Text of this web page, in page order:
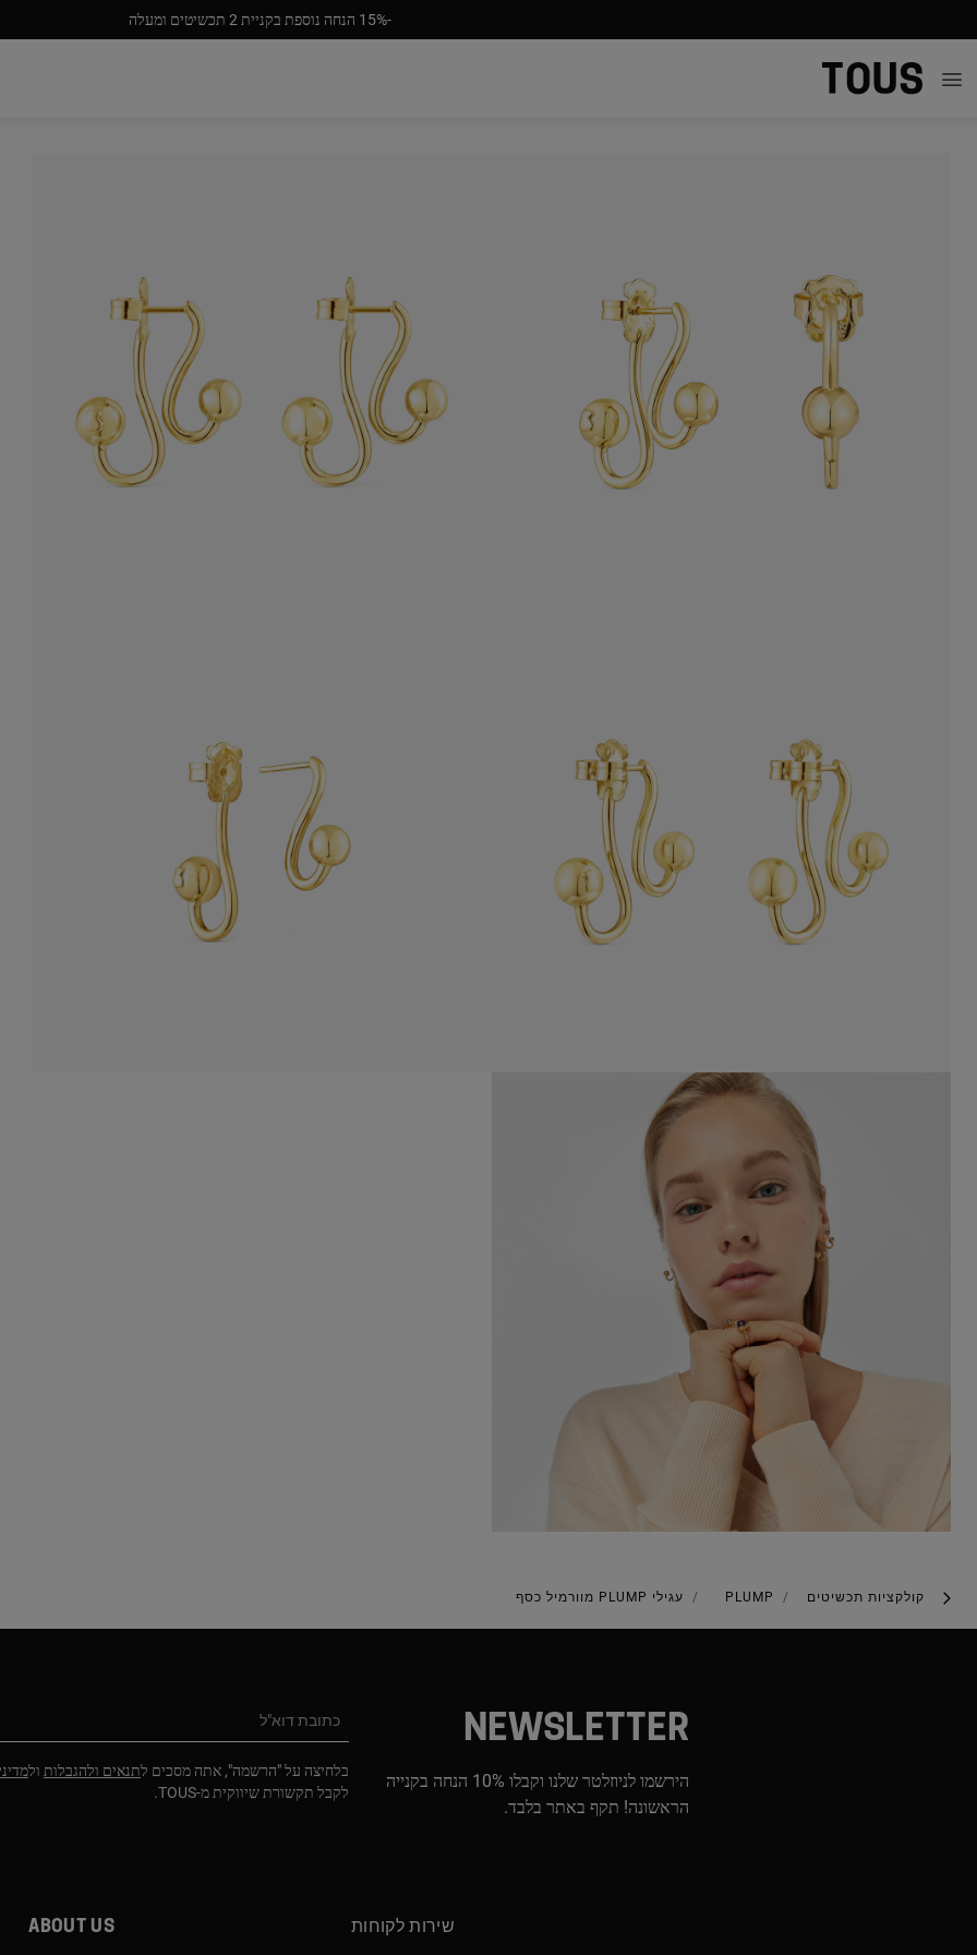
‎15%-‎ הנחה נוספת בקניית 2 תכשיטים ומעלה
קולקציות תכשיטים PLUMP עגילי PLUMP מוורמיל כסף
NEWSLETTER
הירשמו לניוזלטר שלנו וקבלו 10% הנחה בקנייה
הראשונה! תקף באתר בלבד.
כתובת דוא"ל
בלחיצה על "הרשמה", אתה מסכים לתנאים ולהגבלות ול
לקבל תקשורת שיווקית מ-TOUS.
שירות לקוחות About us